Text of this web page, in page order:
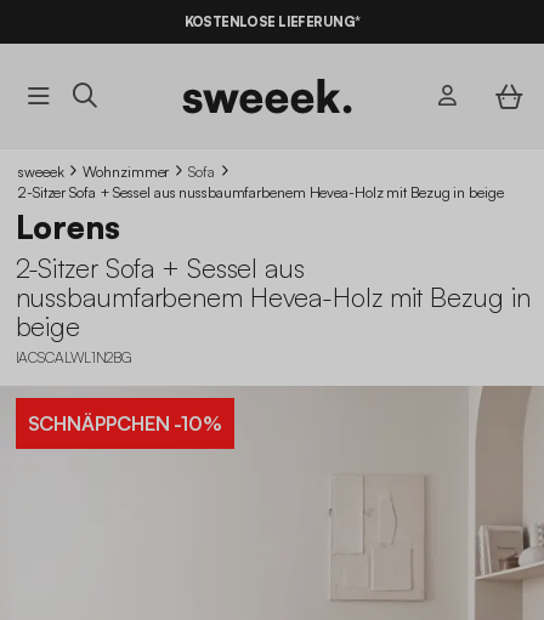
KOSTENLOSE LIEFERUNG*
sweeek Wohnzimmer
Sofa
2-Sitzer Sofa + Sessel aus nussbaumfarbenem Hevea-Holz mit Bezug in beige
Lorens
2-Sitzer Sofa + Sessel aus
nussbaumfarbenem Hevea-Holz mit Bezug in
beige
IACSCALWL1N2BG
SCHNÄPPCHEN -10%